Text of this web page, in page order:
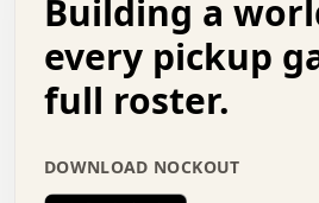
.   .   .   .   .   .   .   .
.   .   .   .   +   .   .   .
.   :   .   .   .   .   .   .
.   .   x   .   .   .   .
.   .   .   .   :   .   .   .
.   .   .   .   .   .   .   :
.   .   .   .   .   .   .   +
Building a
every pickup
full roster.
DOWNLOAD NOCKOUT